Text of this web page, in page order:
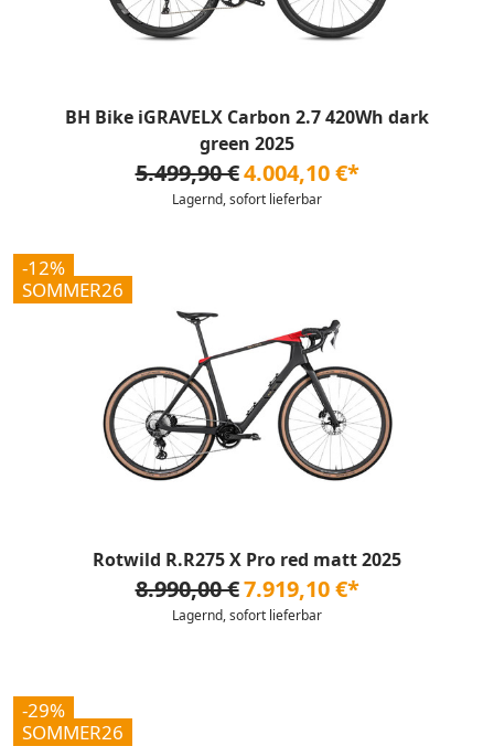
BH Bike iGRAVELX Carbon 2.7 420Wh dark
green 2025
5.499,90 €4.004,10 €*
Lagernd, sofort lieferbar
-12%
SOMMER26
Rotwild R.R275 X Pro red matt 2025
8.990,00 €7.919,10 €*
Lagernd, sofort lieferbar
-29%
SOMMER26